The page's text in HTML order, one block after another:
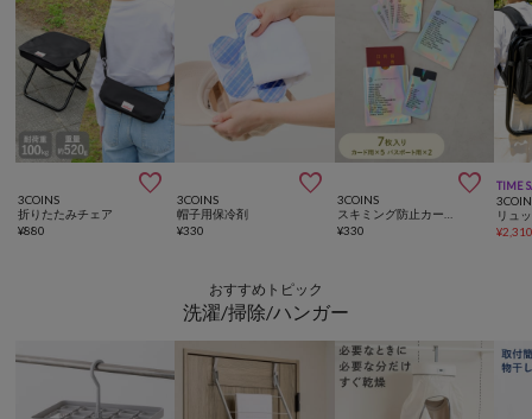

3COINS
折りたたみチェア
¥880

3COINS
帽子用保冷剤
¥330

3COINS
¥330
TIME
¥
おすすめトピック
洗濯/掃除/ハンガー